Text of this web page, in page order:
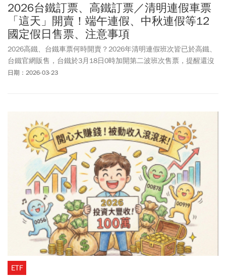
2026台鐵訂票、高鐵訂票／清明連假車票
「這天」開賣！端午連假、中秋連假等12
國定假日售票、注意事項
2026高鐵、台鐵車票何時開賣？2026年清明連假班次皆已於高鐵、
台鐵官網販售，台鐵於3月18日0時加開第二波班次售票，提醒還沒
有搶到票的旅客可以把握機會。2026高鐵、台鐵車票疏運日程表公
鐵、台鐵2026年全年搶票行事曆、訂票時間、注意事項一文看。
日期：2026-03-23
ETF